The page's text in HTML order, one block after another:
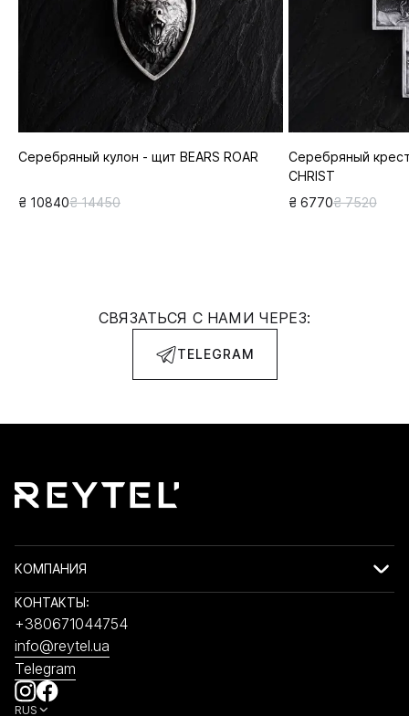
Серебряный кулон - щит BEARS ROAR
₴ 10840₴ 14450
Серебряный крест
CHRIST
₴ 6770₴ 7520
СВЯЗАТЬСЯ С НАМИ ЧЕРЕЗ:
TELEGRAM
КОМПАНИЯ
КОНТАКТЫ:
+380671044754
info@reytel.ua
Telegram
RUS